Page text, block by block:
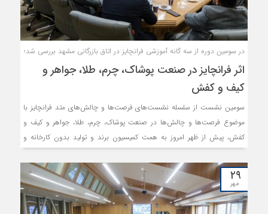
در سومین دوره از سه گانه آموزشی فرانچایز در اتاق بازرگانی مشهد بررسی شد؛
اثر فرانچایز در صنعت پوشاک، چرم، طلا، جواهر و
کیف و کفش
سومین نشست از سلسله نشست‌های فرصت‌ها و چالش‌های متد فرانچایز با
موضوع فرصت‌ها و چالش‌ها در صنعت پوشاک، چرم، طلا، جواهر و کیف و
کفش، پیش از ظهر امروز به همت کمیسیون برند و تولید بدون کارخانه و
شد.
۲۹
مهر